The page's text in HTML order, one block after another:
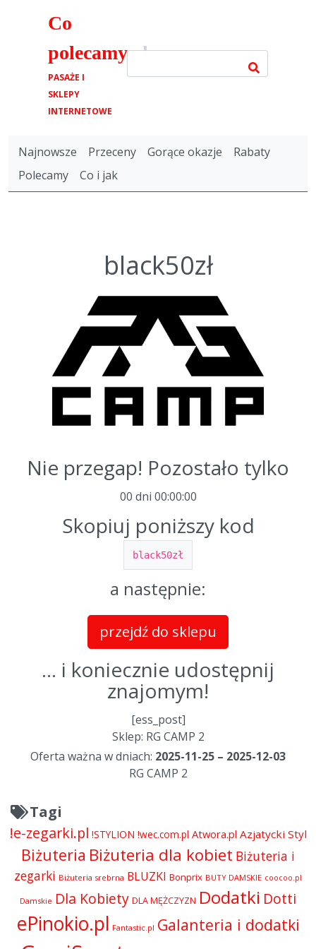
Co
polecamy.pl
PASAŻE I
SKLEPY
INTERNETOWE
Najnowsze Przeceny Gorące okazje
Rabaty
Polecamy
Co i jak
black50zł
Nie przegap! Pozostało tylko
00 dni 00:00:00
Skopiuj poniższy kod
black50zł
a następnie:
przejdź do sklepu
... i koniecznie udostępnij
znajomym!
[ess_post]
Sklep: RG CAMP 2
Oferta ważna w dniach: 2025-11-25 – 2025-12-03
RG CAMP 2
Tagi
!e-zegarki.pl !STYLION !wec.com.pl Atwora.pl Azjatycki Styl
Biżuteria Biżuteria dla kobiet Biżuteria i
zegarki Biżuteria srebrna BLUZKI Bonprix BUTY DAMSKIE coocoo.pl
Damskie Dla Kobiety DLA MĘŻCZYZN Dodatki Dotti
ePinokio.pl Fantastic.pl Galanteria i dodatki